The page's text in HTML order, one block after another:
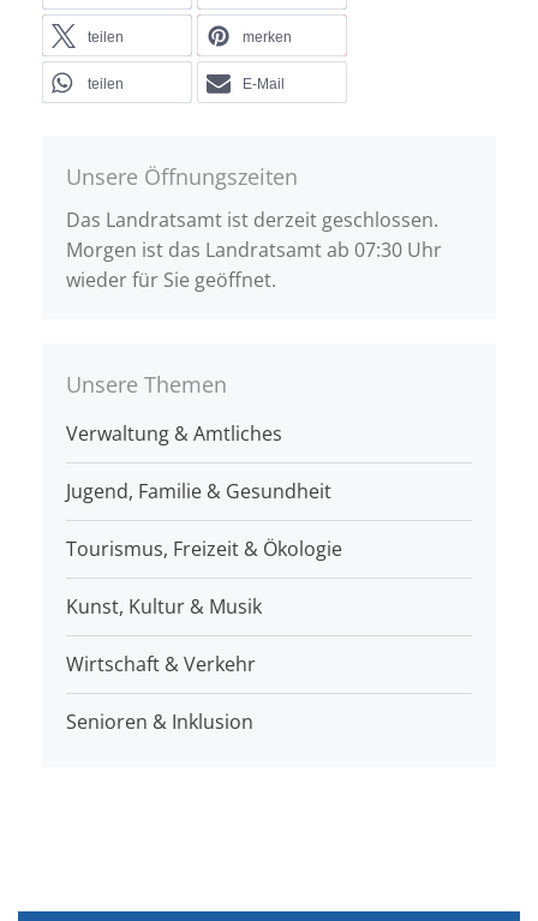
teilen merken
teilen E-Mail
Unsere Öffnungszeiten
Das Landratsamt ist derzeit geschlossen.
Morgen ist das Landratsamt ab 07:30 Uhr
wieder für Sie geöffnet.
Unsere Themen
Verwaltung & Amtliches
Jugend, Familie & Gesundheit
Tourismus, Freizeit & Ökologie
Kunst, Kultur & Musik
Wirtschaft & Verkehr
Senioren & Inklusion